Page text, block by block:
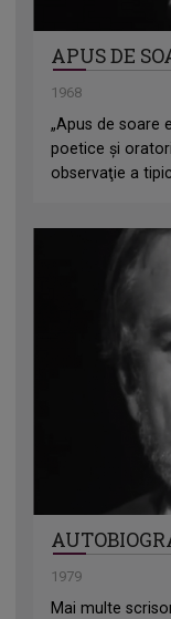
APUS DE
1968
„Apus de soare
poetice şi
observaţie a
1979
Mai multe